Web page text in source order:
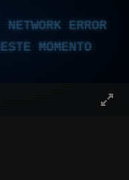
ERROR
MOMENTO